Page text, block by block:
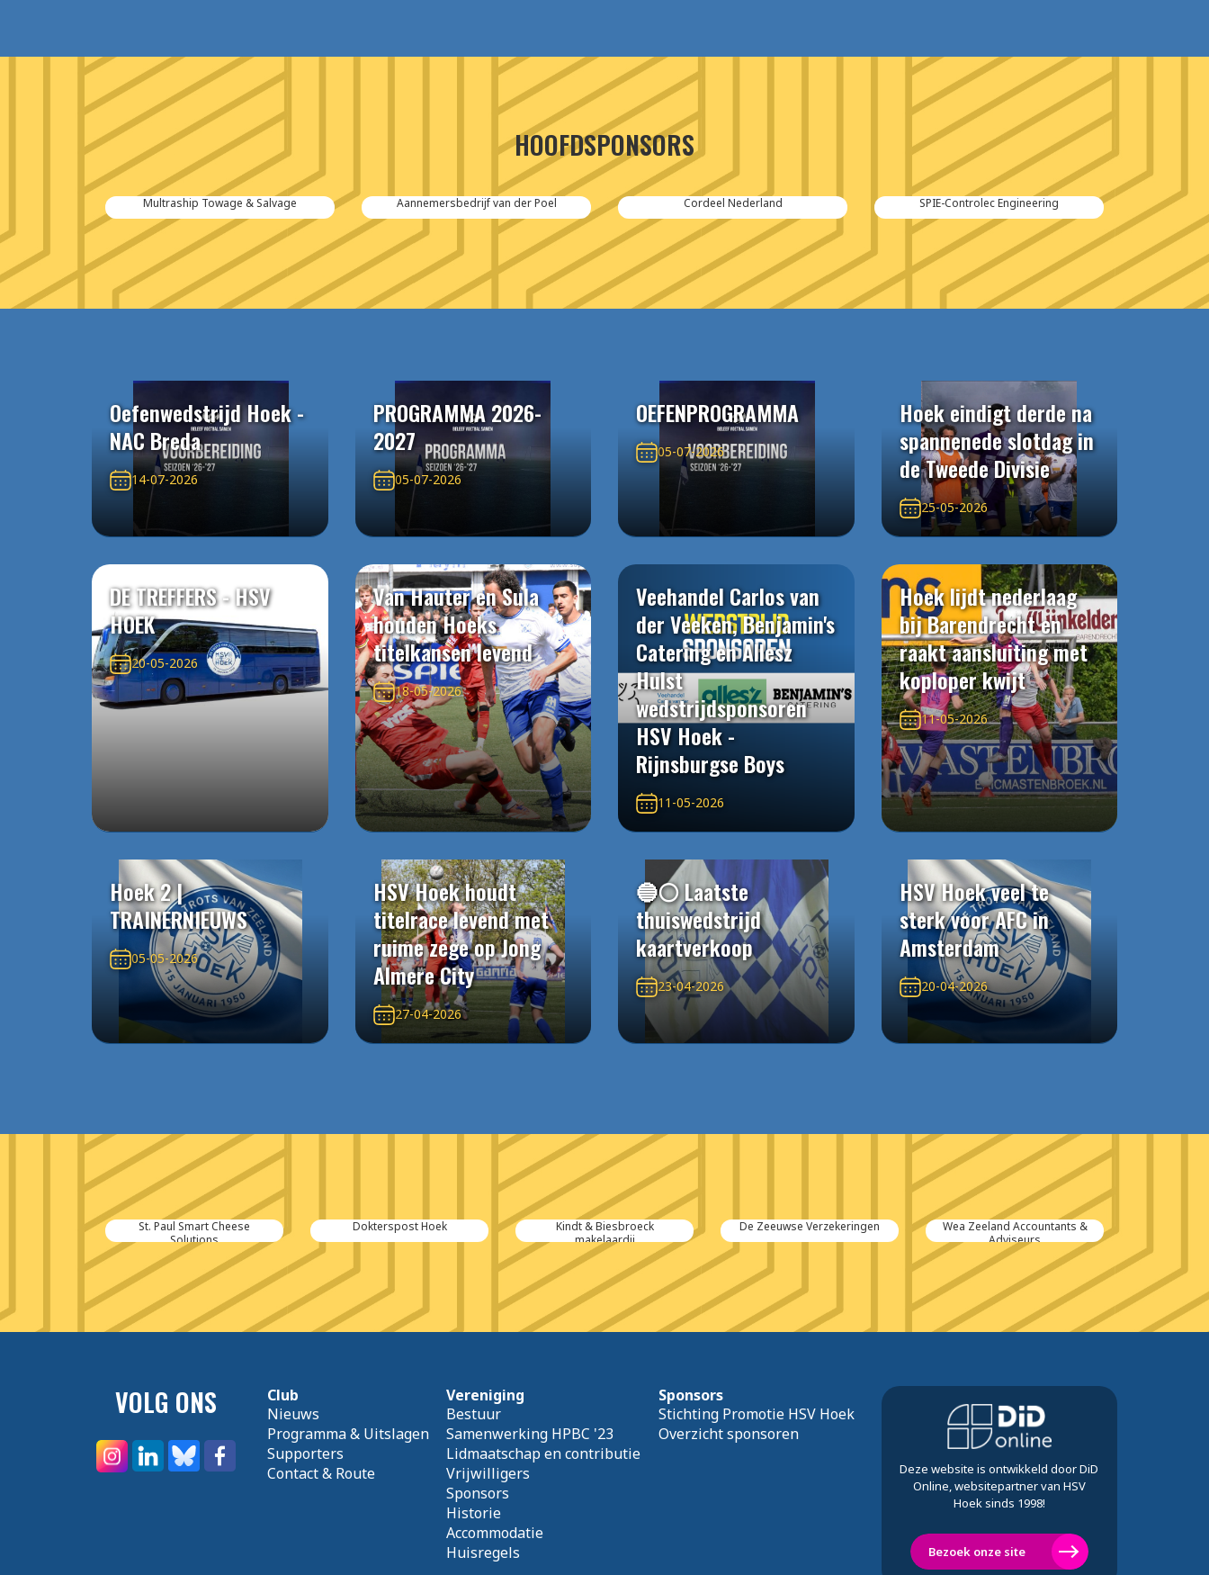
HOOFDSPONSORS
Multraship Towage & Salvage Aannemersbedrijf van der Poel Cordeel Nederland SPIE-Controlec Engineering
Oefenwedstrijd Hoek -
NAC Breda
14-07-2026
PROGRAMMA 2026-
2027
05-07-2026
OEFENPROGRAMMA
05-07-2026
Hoek eindigt derde na
spannenede slotdag in
de Tweede Divisie
25-05-2026
DE TREFFERS - HSV
HOEK
20-05-2026
Van Hauter en Sula
houden Hoeks
titelkansen levend
18-05-2026
Veehandel Carlos van
der Veeken, Benjamin's
Catering en Allesz
Hulst
wedstrijdsponsoren
HSV Hoek -
Rijnsburgse Boys
11-05-2026
Hoek lijdt nederlaag
bij Barendrecht en
raakt aansluiting met
koploper kwijt
11-05-2026
Hoek 2 |
TRAINERNIEUWS
05-05-2026
HSV Hoek houdt
titelrace levend met
ruime zege op Jong
Almere City
27-04-2026
🔵⚪️ Laatste
thuiswedstrijd
kaartverkoop
23-04-2026
HSV Hoek veel te
sterk voor AFC in
Amsterdam
20-04-2026
St. Paul Smart Cheese
Solutions
Dokterspost Hoek
Kindt & Biesbroeck
makelaardij
De Zeeuwse Verzekeringen
Wea Zeeland Accountants &
Adviseurs
VOLG ONS
Club
Nieuws
Programma & Uitslagen
Supporters
Contact & Route
Vereniging
Bestuur
Samenwerking HPBC '23
Lidmaatschap en contributie
Vrijwilligers
Sponsors
Historie
Accommodatie
Huisregels
Sponsors
Stichting Promotie HSV Hoek
Overzicht sponsoren
Deze website is ontwikkeld door DiD
Online, websitepartner van HSV
Hoek sinds 1998!
Bezoek onze site